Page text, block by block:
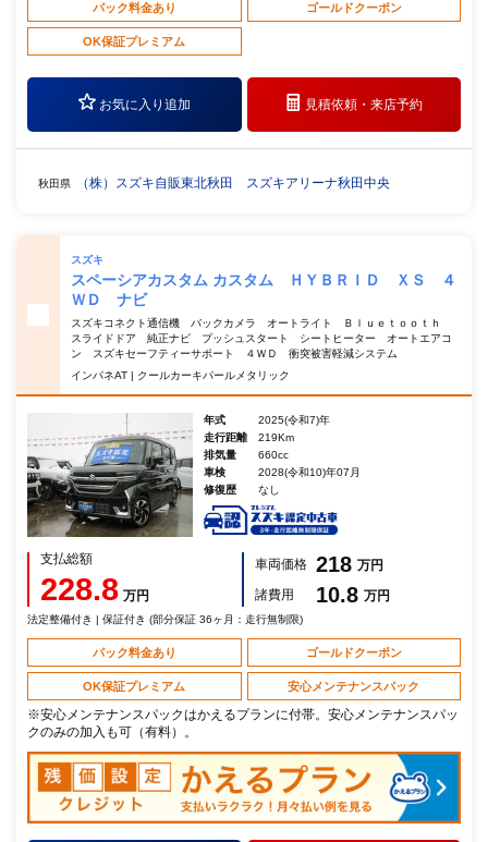
パック料金あり ゴールドクーポン
OK保証プレミアム
お気に入り追加 見積依頼・来店予約
秋田県 （株）スズキ自販東北秋田 スズキアリーナ秋田中央
スズキ
スペーシアカスタム カスタム ＨＹＢＲＩＤ ＸＳ ４
ＷＤ ナビ
スズキコネクト通信機 バックカメラ オートライト Ｂｌｕｅｔｏｏｔｈ
スライドドア 純正ナビ プッシュスタート シートヒーター オートエアコ
ン スズキセーフティーサポート ４ＷＤ 衝突被害軽減システム
インパネAT | クールカーキパールメタリック
年式
2025(令和7)年
走行距離
219Km
排気量
660cc
車検
2028(令和10)年07月
修復歴
なし
支払総額
228.8 万円
車両価格 218 万円
諸費用
10.8 万円
法定整備付き | 保証付き (部分保証 36ヶ月：走行無制限)
パック料金あり ゴールドクーポン
OK保証プレミアム 安心メンテナンスパック
※安心メンテナンスパックはかえるプランに付帯。安心メンテナンスパッ
クのみの加入も可（有料）。